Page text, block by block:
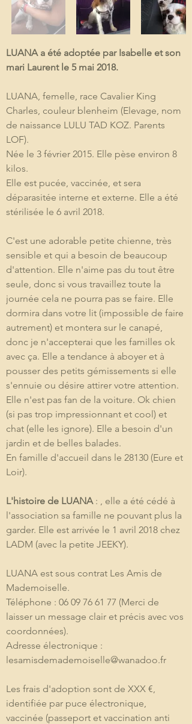
LUANA a été adoptée par Isabelle et son
mari Laurent le 5 mai 2018.
LUANA, femelle, race Cavalier King
Charles, couleur blenheim (Elevage, nom
de naissance LULU TAD KOZ. Parents
LOF).
Née le 3 février 2015. Elle pèse environ 8
kilos.
Elle est pucée, vaccinée, et sera
déparasitée interne et externe. Elle a été
stérilisée le 6 avril 2018.
C'est une adorable petite chienne, très
sensible et qui a besoin de beaucoup
d'attention. Elle n'aime pas du tout être
seule, donc si vous travaillez toute la
journée cela ne pourra pas se faire. Elle
dormira dans votre lit (impossible de faire
autrement) et montera sur le canapé,
donc je n'accepterai que les familles ok
avec ça. Elle a tendance à aboyer et à
pousser des petits gémissements si elle
s'ennuie ou désire attirer votre attention.
Elle n'est pas fan de la voiture. Ok chien
(si pas trop impressionnant et cool) et
chat (elle les ignore). Elle a besoin d'un
jardin et de belles balades.
En famille d'accueil dans le 28130 (Eure et
Loir).
L'histoire de LUANA : , elle a été cédé à
l'association sa famille ne pouvant plus la
garder. Elle est arrivée le 1 avril 2018 chez
LADM (avec la petite JEEKY).
LUANA est sous contrat Les Amis de
Mademoiselle.
Téléphone : 06 09 76 61 77 (Merci de
laisser un message clair et précis avec vos
coordonnées).
Adresse électronique :
lesamisdemademoiselle@wanadoo.fr
Les frais d'adoption sont de XXX €,
identifiée par puce électronique,
vaccinée (passeport et vaccination anti